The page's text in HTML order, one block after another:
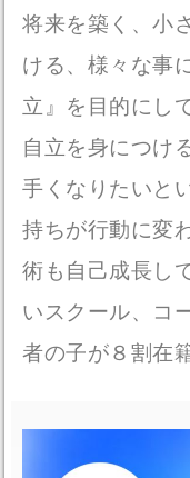
将来を築く、小
ける、様々な事
立』を目的にし
自立を身につけ
手くなりたいと
持ちが行動に変
術も自己成長し
いスクール、コ
者の子が８割在